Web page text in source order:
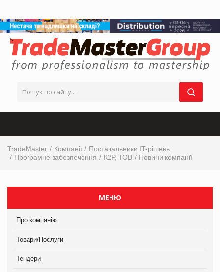
TradeMaster Компанії
Постачальники IT-рішень
Програмне забезпечення
К2Р, ТОВ Новини компанії
МЕНЮ
Про компанію
Товари/Послуги
Тендери